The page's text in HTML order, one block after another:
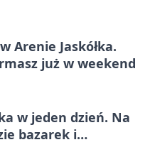
Arenie Jaskółka.
już w weekend
w jeden dzień. Na
bazarek i